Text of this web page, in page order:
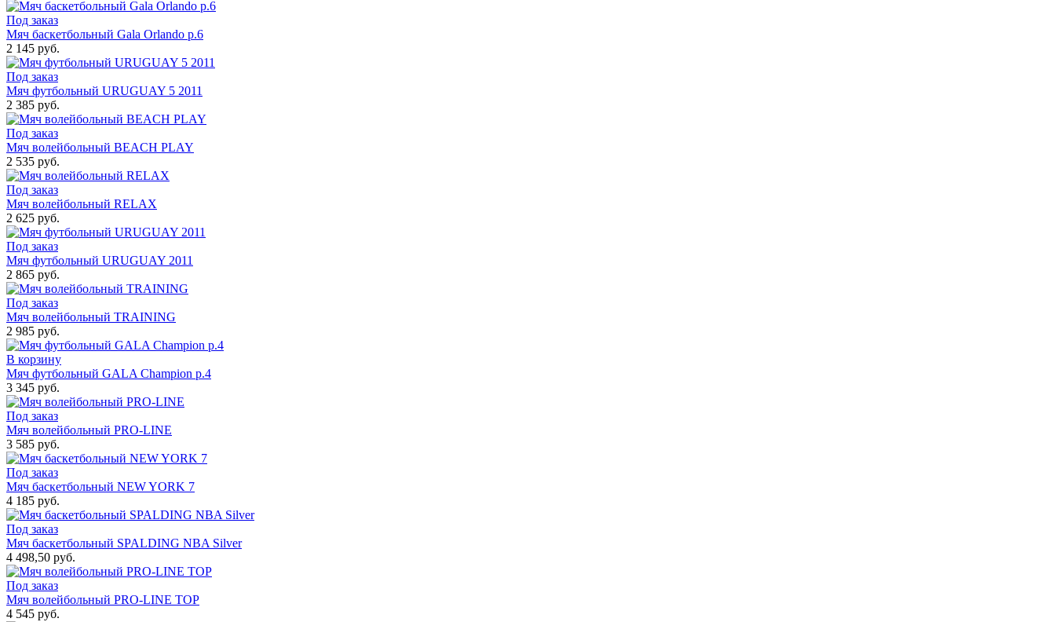
Под заказ
Мяч баскетбольный Gala Orlando р.6
2 145 руб.
Под заказ
Мяч футбольный URUGUAY 5 2011
2 385 руб.
Под заказ
Мяч волейбольный BEACH PLAY
2 535 руб.
Под заказ
Мяч волейбольный RELAX
2 625 руб.
Под заказ
Мяч футбольный URUGUAY 2011
2 865 руб.
Под заказ
Мяч волейбольный TRAINING
2 985 руб.
В корзину
Мяч футбольный GALA Champion p.4
3 345 руб.
Под заказ
Мяч волейбольный PRO-LINE
3 585 руб.
Под заказ
Мяч баскетбольный NEW YORK 7
4 185 руб.
Под заказ
Мяч баскетбольный SPALDING NBA Silver
4 498,50 руб.
Под заказ
Мяч волейбольный PRO-LINE TOP
4 545 руб.